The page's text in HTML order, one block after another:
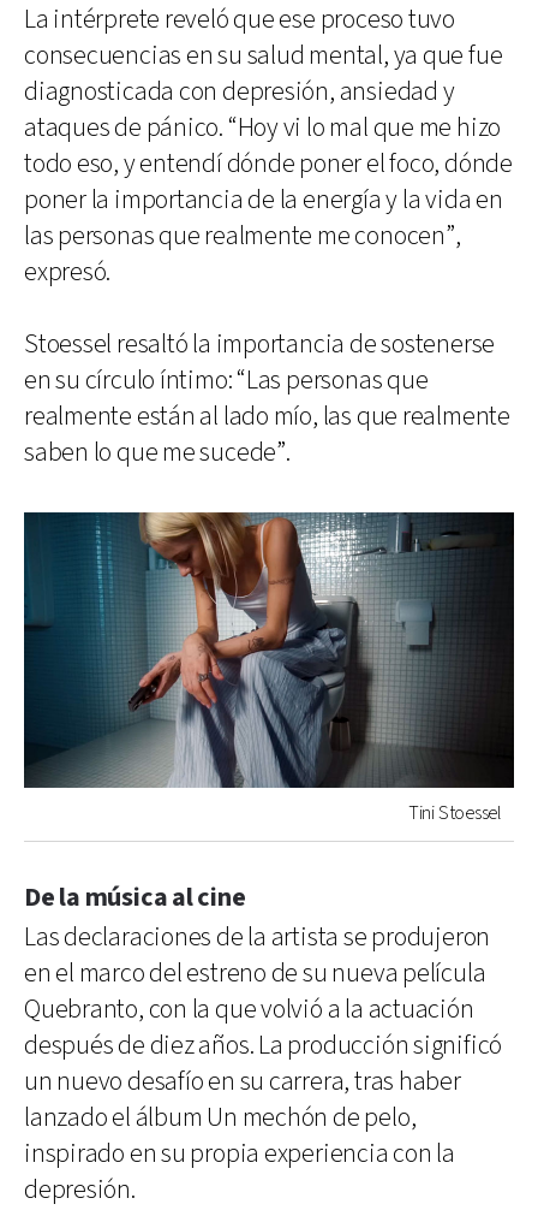
La intérprete reveló que ese proceso tuvo
consecuencias en su salud mental, ya que fue
diagnosticada con depresión, ansiedad y
ataques de pánico. “Hoy vi lo mal que me hizo
todo eso, y entendí dónde poner el foco, dónde
poner la importancia de la energía y la vida en
las personas que realmente me conocen”,
expresó.
Stoessel resaltó la importancia de sostenerse
en su círculo íntimo: “Las personas que
realmente están al lado mío, las que realmente
saben lo que me sucede”.
Tini Stoessel
De la música al cine
Las declaraciones de la artista se produjeron
en el marco del estreno de su nueva película
Quebranto, con la que volvió a la actuación
después de diez años. La producción significó
un nuevo desafío en su carrera, tras haber
lanzado el álbum Un mechón de pelo,
inspirado en su propia experiencia con la
depresión.